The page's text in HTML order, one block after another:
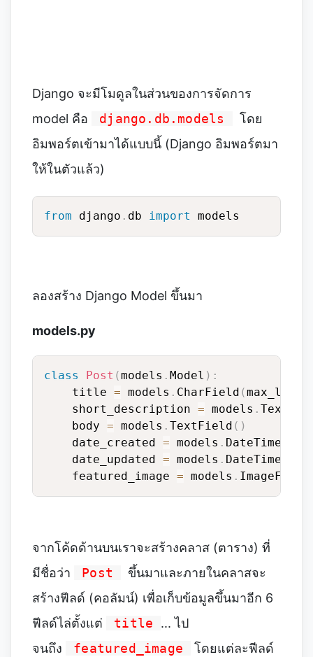
Django จะมีโมดูลในส่วนของการจัดการ
model คือ
django.db.models
โดย
อิมพอร์ตเข้ามาได้แบบนี้ (Django อิมพอร์ตมา
ให้ในตัวแล้ว)
from django . db import models
ลองสร้าง Django Model ขึ้นมา
models.py
class Post (models . Model ) :
    title
= models . CharField (
    short_description
= models .
    body
= models . TextField ( )
    date_created
= models .
    date_updated
= models .
    featured_image
= models . ImageField
จากโค้ดด้านบนเราจะสร้างคลาส (ตาราง) ที่
มีชื่อว่า
Post
ขึ้นมาและภายในคลาสจะ
สร้างฟีลด์ (คอลัมน์) เพื่อเก็บข้อมูลขึ้นมาอีก 6
ฟีลด์ไล่ตั้งแต่
title ... ไป
จนถึง
featured_image
โดยแต่ละฟีลด์